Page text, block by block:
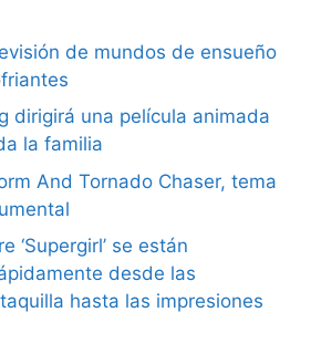
de mundos de ensueño
dirigirá una película animada
la familia
And Tornado Chaser, tema
‘Supergirl’ se están
desde las
hasta las impresiones